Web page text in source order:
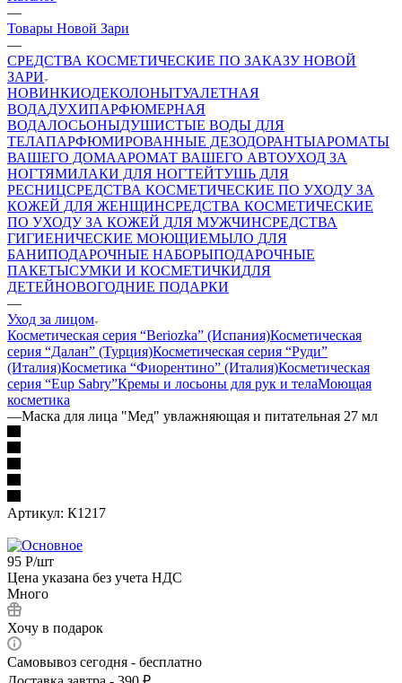
—
Товары Новой Зари
—
СРЕДСТВА КОСМЕТИЧЕСКИЕ ПО ЗАКАЗУ НОВОЙ
ЗАРИ
НОВИНКИОДЕКОЛОНЫТУАЛЕТНАЯ
ВОДАДУХИПАРФЮМЕРНАЯ
ВОДАЛОСЬОНЫДУШИСТЫЕ ВОДЫ ДЛЯ
ТЕЛАПАРФЮМИРОВАННЫЕ ДЕЗОДОРАНТЫАРОМАТЫ
ВАШЕГО ДОМААРОМАТ ВАШЕГО АВТОУХОД ЗА
НОГТЯМИЛАКИ ДЛЯ НОГТЕЙТУШЬ ДЛЯ
РЕСНИЦСРЕДСТВА КОСМЕТИЧЕСКИЕ ПО УХОДУ ЗА
КОЖЕЙ ДЛЯ ЖЕНЩИНСРЕДСТВА КОСМЕТИЧЕСКИЕ
ПО УХОДУ ЗА КОЖЕЙ ДЛЯ МУЖЧИНСРЕДСТВА
ГИГИЕНИЧЕСКИЕ МОЮЩИЕМЫЛО ДЛЯ
БАНИПОДАРОЧНЫЕ НАБОРЫПОДАРОЧНЫЕ
ПАКЕТЫСУМКИ И КОСМЕТИЧКИДЛЯ
ДЕТЕЙНОВОГОДНИЕ ПОДАРКИ
—
Уход за лицом
Косметическая серия “Beriozka” (Испания)Косметическая
серия “Далан” (Турция)Косметическая серия “Руди”
(Италия)Косметика “Фиорентино” (Италия)Косметическая
серия “Eup Sabry”Кремы и лосьоны для рук и телаМоющая
косметика
—Маска для лица "Мед" увлажняющая и питательная 27 мл
Артикул: К1217
95 Р/шт
Цена указана без учета НДС
Много
Хочу в подарок
Самовывоз сегодня - бесплатно